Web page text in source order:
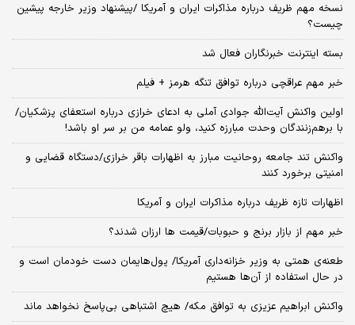
نسخه‌ مهم ظریف درباره مذاکرات ایران و آمریکا /پیشنهاد وزیر خارجه پیشین
چیست؟
بسته اینترنت خبرنگاران فعال شد
خبر مهم عراقچی درباره توافق تنگه هرمز + فیلم
اولین واکنش آیت‌الله جوادی آملی به ادعای خرازی درباره استعفای پزشکیان/
با برهم‌زنندگان وحدت مبارزه کنید، ولو عمامه من بر سر او باشد!
واکنش تند جامعه روحانیت مبارز به اظهارات باقر خرازی/دستگاه قضایی و
امنیتی برخورد کنند
اظهارات تازه ظریف درباره مذاکرات ایران و آمریکا
خبر مهم از بازار برنج و حبوبات/قیمت ها ارزان شدند؟
طعنه‌ی‌ همتی به وزیر خزانه‌داری آمریکا/ پول‌هایمان دست خودمان است و
در حال استفاده از آن‌ها هستیم
واکنش ابراهیم عزیزی به توافق مکه/ هیچ اشتباهی بی‌پاسخ نخواهد ماند